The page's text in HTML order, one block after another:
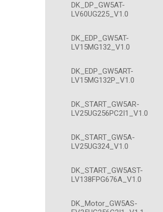
DK_DP_GW5AT-
LV60UG225_V1.0
DK_EDP_GW5AT-
LV15MG132_V1.0
DK_EDP_GW5ART-
LV15MG132P_V1.0
DK_START_GW5AR-
LV25UG256PC2I1_V1.0
DK_START_GW5A-
LV25UG324_V1.0
DK_START_GW5AST-
LV138FPG676A_V1.0
DK_Motor_GW5AS-